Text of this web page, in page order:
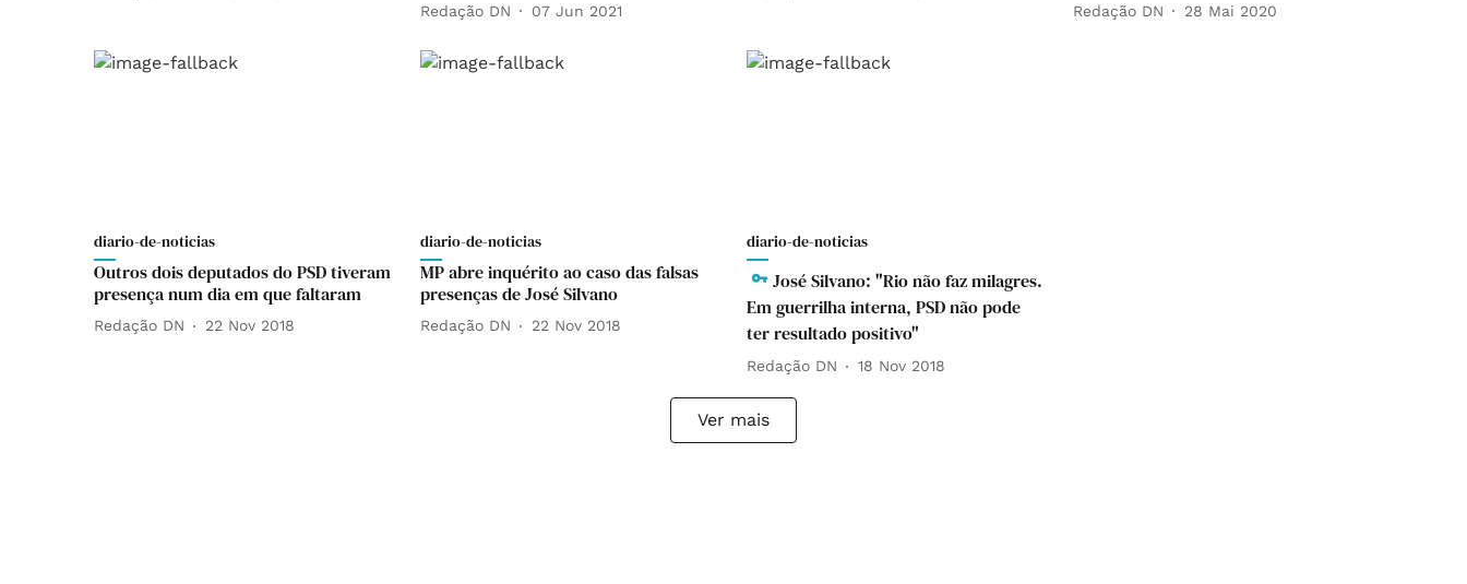
Redação DN 07 Jun 2021 Redação DN 28 Mai 2020
diario-de-noticias
Outros dois deputados do PSD tiveram
presença num dia em que faltaram
Redação DN 22 Nov 2018
diario-de-noticias
MP abre inquérito ao caso das falsas
presenças de José Silvano
Redação DN 22 Nov 2018
diario-de-noticias
José Silvano: "Rio não faz milagres.
Em guerrilha interna, PSD não pode
ter resultado positivo"
Redação DN 18 Nov 2018
Ver mais